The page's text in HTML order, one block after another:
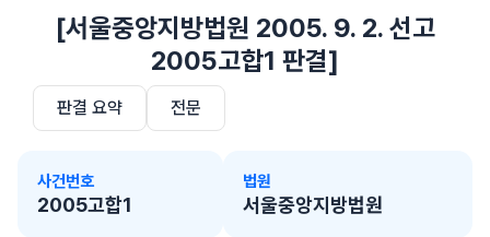
[서울중앙지방법원 2005. 9. 2. 선고
2005고합1 판결]
판결 요약 전문
사건번호
2005고합1
법원
서울중앙지방법원